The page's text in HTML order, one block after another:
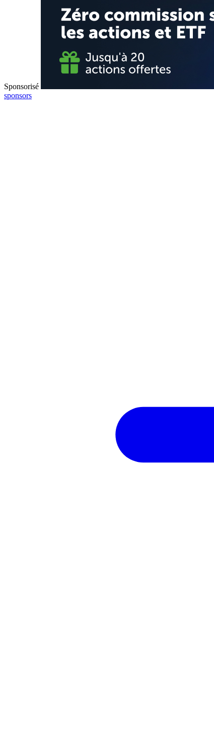
Sponsorisé
sponsors